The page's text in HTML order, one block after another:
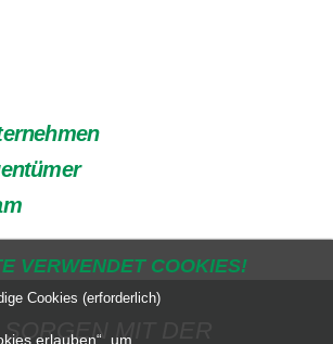
VERWENDET COOKIES!
Cookies (erforderlich)
erlauben“, umMIT DER